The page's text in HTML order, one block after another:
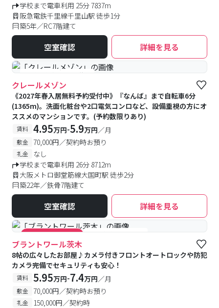
学校まで電車利用 25分 7837m
阪急電鉄千里線千里山駅 徒歩1分
築5年／RC7階建て
空室確認 詳細を見る
#予約受付中 #空室待ち
クレールメゾン
《2027年春入居無料予約受付中》『なんば』まで自転車6分
(1365m)。洗面化粧台や2口電気コンロなど、設備重視の方にオ
ススメのマンションです。(予約数限りあり)
賃料 4.95万円-5.9万円／月
敷金 70,000円／契約時お預り
礼金
なし
学校まで電車利用 26分 8712m
大阪メトロ御堂筋線大国町駅 徒歩2分
築22年／鉄骨7階建て
空室確認 詳細を見る
#キャンペーン実施中 #女性優先フロアあり
ブラントワール茨木
8帖の広々したお部屋♪カメラ付きフロントオートロックや防犯
カメラ完備でセキュリティも安心！
賃料 5.95万円-7.4万円／月
敷金 70,000円／契約時お預り
礼金
150,000円／契約時